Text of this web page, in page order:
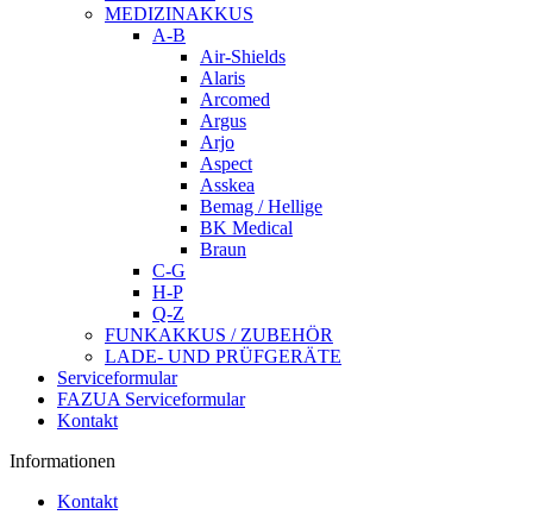
MEDIZINAKKUS
A-B
Air-Shields
Alaris
Arcomed
Argus
Arjo
Aspect
Asskea
Bemag / Hellige
BK Medical
Braun
C-G
H-P
Q-Z
FUNKAKKUS / ZUBEHÖR
LADE- UND PRÜFGERÄTE
Serviceformular
FAZUA Serviceformular
Kontakt
Informationen
Kontakt